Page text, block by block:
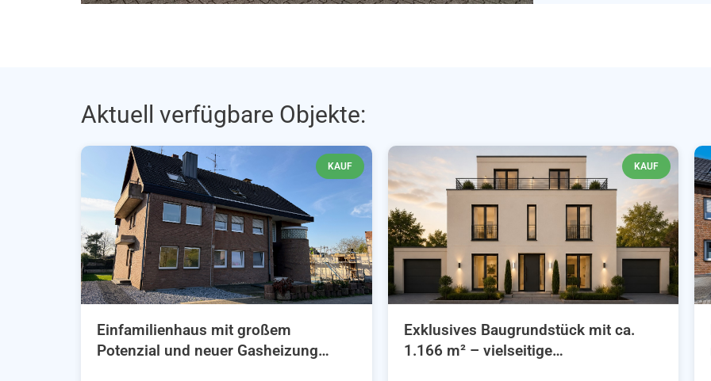
Aktuell verfügbare Objekte:
KAUF
Einfamilienhaus mit großem
Potenzial und neuer Gasheizung
KAUF
Exklusives Baugrundstück mit ca.
1.166 m² – vielseitige